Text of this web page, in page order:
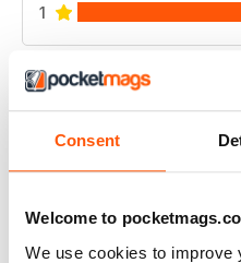
Consent
Welcome to
We use cookies to improve
1
VISUALIZZA
A PLACE IN THE SUN